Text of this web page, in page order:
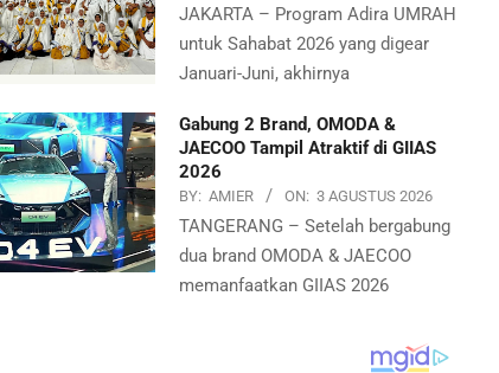
JAKARTA – Program Adira UMRAH
untuk Sahabat 2026 yang digear
Januari-Juni, akhirnya
Gabung 2 Brand, OMODA &
JAECOO Tampil Atraktif di GIIAS
2026
BY: AMIER ON: 3 AGUSTUS 2026
TANGERANG – Setelah bergabung
dua brand OMODA & JAECOO
memanfaatkan GIIAS 2026